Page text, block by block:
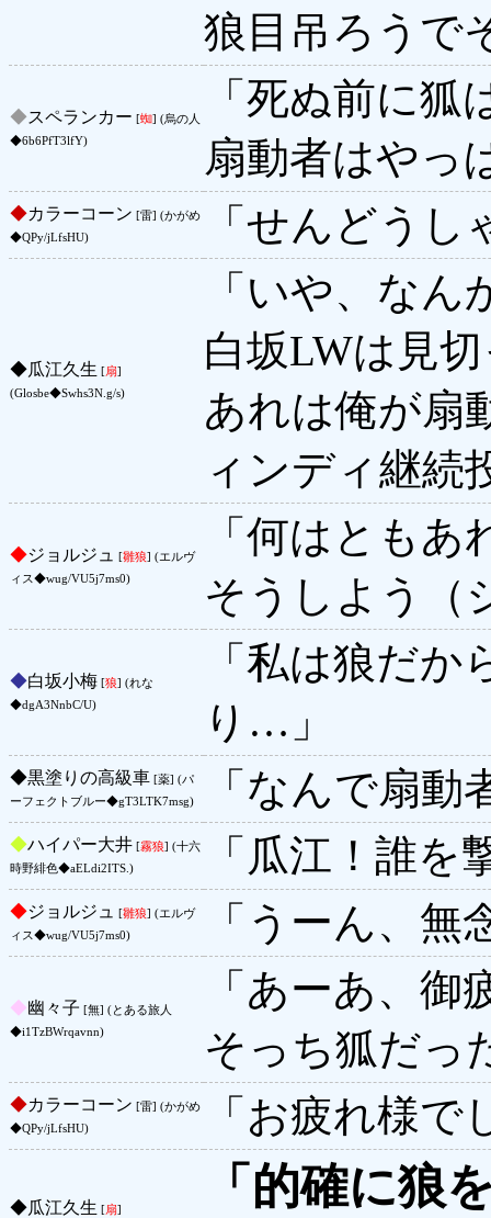
狼目吊ろうで
◆スペランカー [蜘] (烏の人
◆6b6PfT3lfY)
「死ぬ前に
扇動者はやっ
◆カラーコーン [雷] (かがめ
◆QPy/jLfsHU)
「せんどう
◆瓜江久生 [扇]
(Glosbe◆Swhs3N.g/s)
「いや、なん
白坂LWは見
あれは俺が扇
ィンディ継続
◆ジョルジュ [雛狼] (エルヴ
ィス◆wug/VU5j7ms0)
「何はとも
そうしよう（
◆白坂小梅 [狼] (れな
◆dgA3NnbC/U)
「私は狼だ
り…」
◆黒塗りの高級車 [薬] (パ
ーフェクトブルー◆gT3LTK7msg)
「なんで扇
◆ハイパー大井 [霧狼] (十六
時野緋色◆aELdi2ITS.)
「瓜江！誰を
◆ジョルジュ [雛狼] (エルヴ
ィス◆wug/VU5j7ms0)
「うーん、
◆幽々子 [無] (とある旅人
◆i1TzBWrqavnn)
「あーあ、御
そっち狐だっ
◆カラーコーン [雷] (かがめ
◆QPy/jLfsHU)
「お疲れ様で
◆瓜江久生 [扇]
「的確に狼